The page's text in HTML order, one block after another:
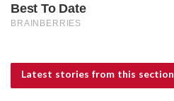
Latest stories from this section